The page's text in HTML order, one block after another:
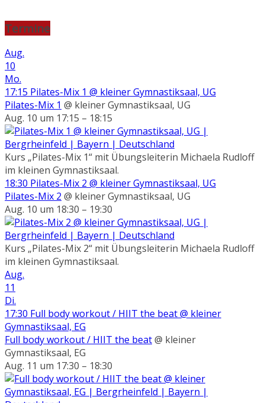
Termine
Aug.
10
Mo.
17:15 Pilates-Mix 1 @ kleiner Gymnastiksaal, UG
Pilates-Mix 1 @ kleiner Gymnastiksaal, UG
Aug. 10 um 17:15 – 18:15
Kurs „Pilates-Mix 1“ mit Übungsleiterin Michaela Rudloff
im kleinen Gymnastiksaal.
18:30 Pilates-Mix 2 @ kleiner Gymnastiksaal, UG
Pilates-Mix 2 @ kleiner Gymnastiksaal, UG
Aug. 10 um 18:30 – 19:30
Kurs „Pilates-Mix 2“ mit Übungsleiterin Michaela Rudloff
im kleinen Gymnastiksaal.
Aug.
11
Di.
17:30 Full body workout / HIIT the beat@ kleiner
Gymnastiksaal, EG
Full body workout / HIIT the beat@ kleiner
Gymnastiksaal, EG
Aug. 11 um 17:30 – 18:30